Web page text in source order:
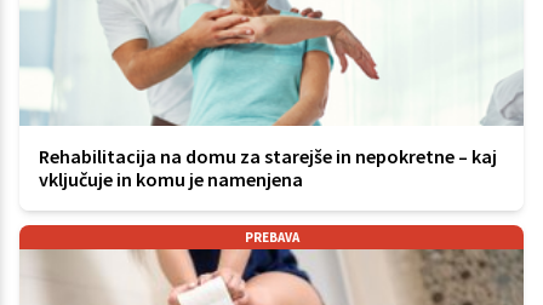
Rehabilitacija na domu za starejše in nepokretne – kaj
vključuje in komu je namenjena
PREBAVA